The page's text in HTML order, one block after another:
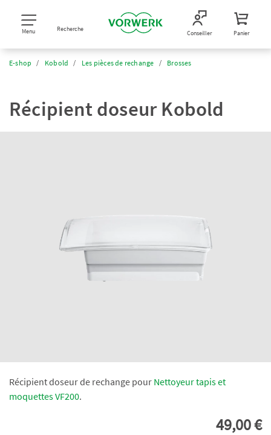
Menu Recherche Conseiller Panier
E-shop Kobold Les pièces de rechange Brosses
Récipient doseur Kobold
Récipient doseur de rechange pour Nettoyeur tapis et
moquettes VF200.
49,00 €